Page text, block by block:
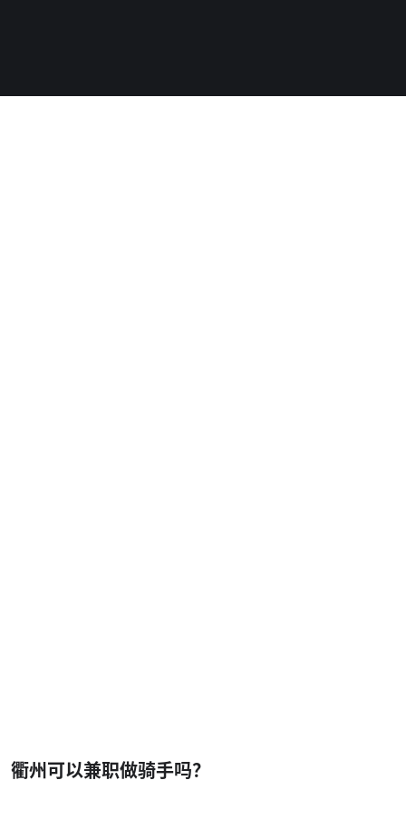
衢州可以兼职做骑手吗？